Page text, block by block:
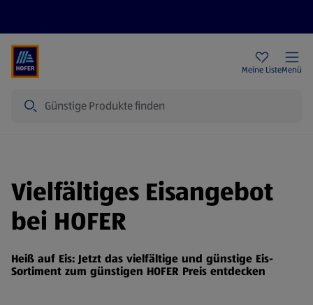
Meine ListeMenü
Vielfältiges Eisangebot
bei HOFER
Heiß auf Eis: Jetzt das vielfältige und günstige Eis-
Sortiment zum günstigen HOFER Preis entdecken